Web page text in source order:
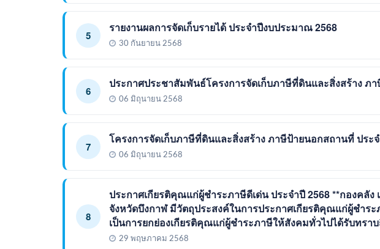
5
รายงานผลการจัดเก็บรายได้ ประจำปีงบประมาณ 2568
30 กันยายน 2568
6
ประกาศประชาสัมพันธ์โครงการจัดเก็บภาษีที่ดินและสิ่งสร้าง ภ
06 มิถุนายน 2568
7
โครงการจัดเก็บภาษีที่ดินและสิ่งสร้าง ภาษีป้ายนอกสถานที่ ประ
06 มิถุนายน 2568
8
ประกาศเกียรติคุณแก่ผู้ชำระภาษีดีเด่น ประจำปี 2568 **กองคลั
จังหวัดบึงกาฬ มีวัตถุประสงค์ในการประกาศเกียรติคุณแก่ผู้ชำร
เป็นการยกย่องเกียรติคุณแก่ผู้ชำระภาษีให้สังคมทั่วไปได้รับทรา
29 พฤษภาคม 2568